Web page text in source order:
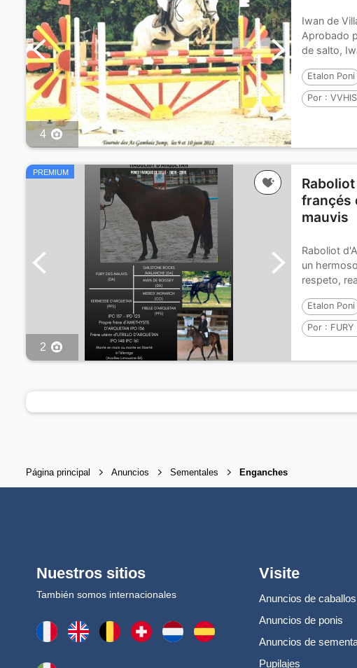
4
Iwan de
Aprobado
de salto,
Etalon Poni
Por :
PREMIUM
2
françés
mauvis
Raboliot
un
respeto,
Etalon Poni
Por : FURY
Página principal Anuncios Sementales Enganches
Nuestros sitios
También somos internacionales
Visite
Anuncios de caballos
Anuncios de ponis
Anuncios de
Pupilajes